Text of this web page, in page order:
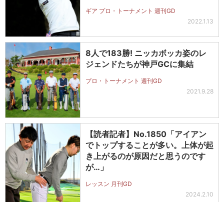
ギア プロ・トーナメント 週刊GD
2022.1.13
8人で183勝! ニッカボッカ姿のレ
ジェンドたちが神戸GCに集結
プロ・トーナメント 週刊GD
2021.9.28
【読者記者】No.1850「アイアン
でトップすることが多い。上体が起
き上がるのが原因だと思うのです
が…」
レッスン 月刊GD
2024.2.10